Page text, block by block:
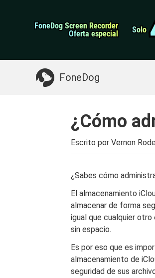
FoneDog Screen Recorder
FoneDog Screen Recorder
Oferta especial
Oferta especial Solo
Solo
FoneDog
Limpiador de iPhone
Algo que puede necesitar:
¿Cómo
Escrito por Vernon
¿Sabes cómo
El almacenamiento
almacenar de forma
igual que cualquier otro
sin espacio.
Es por eso que es
almacenamiento de
seguridad de sus